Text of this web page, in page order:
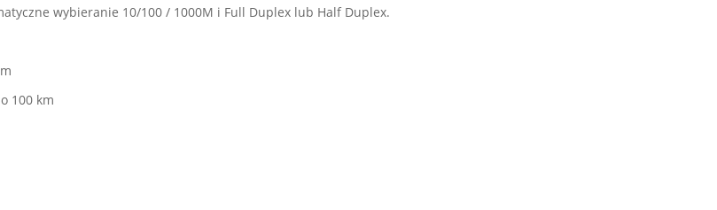
wybieranie 10/100 / 1000M i Full Duplex lub Half Duplex.
100 km